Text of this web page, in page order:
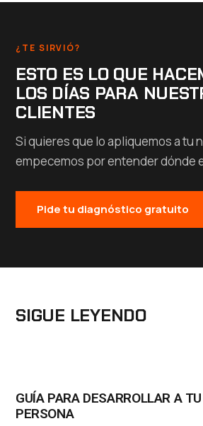
¿TE SIRVIÓ?
ESTO ES LO QUE
LOS DÍAS PARA
CLIENTES
Si quieres que lo apliquemos a tu
empecemos por entender dónde
Pide tu diagnóstico gratuito
SIGUE LEYENDO
GUÍA PARA DESARROLLAR A
PERSONA